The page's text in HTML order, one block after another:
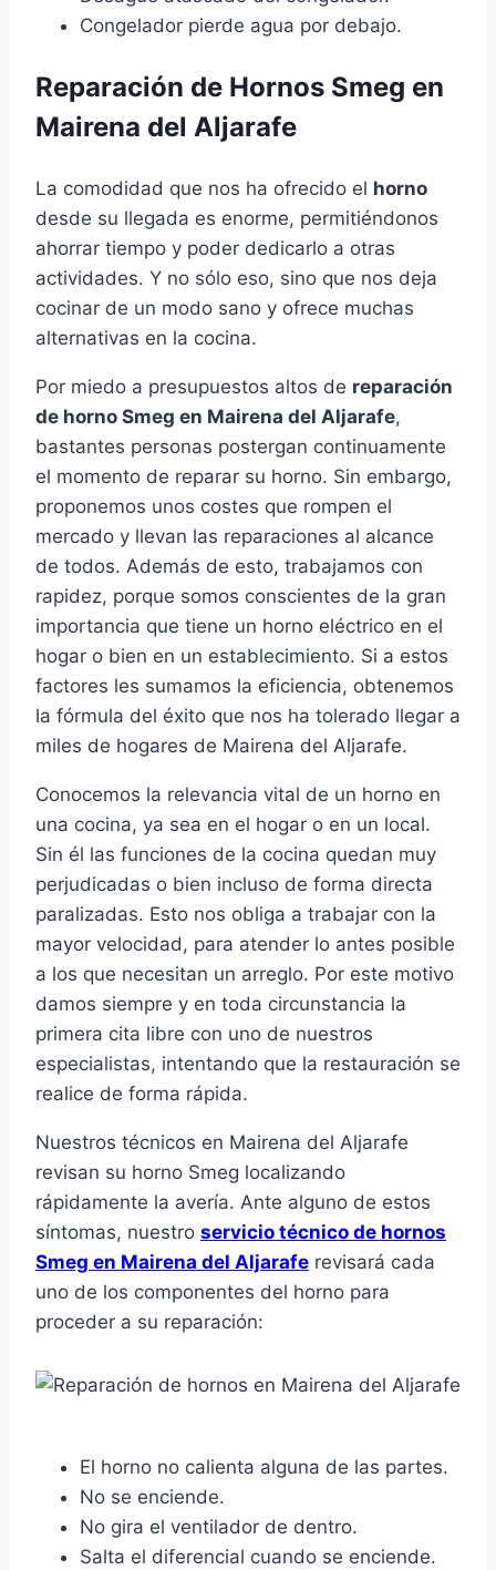
Congelador pierde agua por debajo.
Reparación de Hornos Smeg en
Mairena del Aljarafe
La comodidad que nos ha ofrecido el horno
desde su llegada es enorme, permitiéndonos
ahorrar tiempo y poder dedicarlo a otras
actividades. Y no sólo eso, sino que nos deja
cocinar de un modo sano y ofrece muchas
alternativas en la cocina.
Por miedo a presupuestos altos de reparación
de horno Smeg en Mairena del Aljarafe,
bastantes personas postergan continuamente
el momento de reparar su horno. Sin embargo,
proponemos unos costes que rompen el
mercado y llevan las reparaciones al alcance
de todos. Además de esto, trabajamos con
rapidez, porque somos conscientes de la gran
importancia que tiene un horno eléctrico en el
hogar o bien en un establecimiento. Si a estos
factores les sumamos la eficiencia, obtenemos
la fórmula del éxito que nos ha tolerado llegar a
miles de hogares de Mairena del Aljarafe.
Conocemos la relevancia vital de un horno en
una cocina, ya sea en el hogar o en un local.
Sin él las funciones de la cocina quedan muy
perjudicadas o bien incluso de forma directa
paralizadas. Esto nos obliga a trabajar con la
mayor velocidad, para atender lo antes posible
a los que necesitan un arreglo. Por este motivo
damos siempre y en toda circunstancia la
primera cita libre con uno de nuestros
especialistas, intentando que la restauración se
realice de forma rápida.
Nuestros técnicos en Mairena del Aljarafe
revisan su horno Smeg localizando
rápidamente la avería. Ante alguno de estos
síntomas, nuestro servicio técnico de hornos
Smeg en Mairena del Aljarafe revisará cada
uno de los componentes del horno para
proceder a su reparación:
El horno no calienta alguna de las partes.
No se enciende.
No gira el ventilador de dentro.
Salta el diferencial cuando se enciende.